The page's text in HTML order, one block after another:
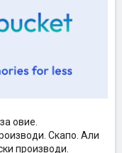
овие.
Скапо. Али
производи.